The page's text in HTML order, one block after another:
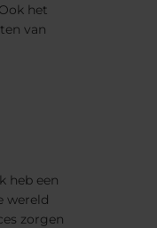
het
van
heb een
wereld
zorgen